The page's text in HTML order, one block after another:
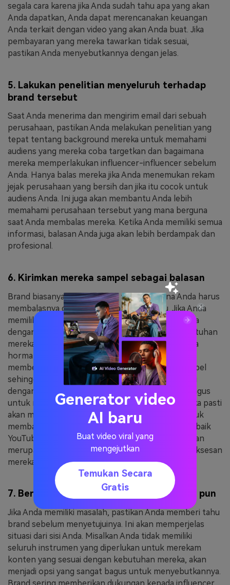
segala cara karena jika Anda sudah tahu apa yang akan
Anda dapatkan, Anda dapat merencanakan keuangan
Anda terkait dengan video yang akan Anda buat. Jika
pembayaran yang mereka tawarkan tidak sesuai,
pastikan Anda menyebutkannya dengan jelas.
5. Lakukan penelitian menyeluruh terhadap
brand tersebut
Saat Anda menerima dan mengirim email dari sebuah
perusahaan, pastikan Anda melakukan penelitian yang
tepat tentang background mereka untuk memahami
audiens yang mereka coba targetkan dan bagaimana
mereka memperlakukan influencer-influencer sebelum
Anda. Hanya balas mereka jika Anda menemukan rekam
jejak perusahaan yang bersih dan jika itu cocok untuk
audiens Anda. Ini juga akan membantu Anda lebih
memahami perusahaan tersebut yang mana berguna
saat Anda membalas mereka. Ketika Anda memiliki semua
informasi, balasan Anda juga akan lebih berdampak dan
profesional.
6. Kirimkan mereka sampel sebagai balasan
Brand biasanya menyebutkan waktu di mana Anda harus
membalasnya dalam kurun waktu tertentu. Jika Anda
memiliki cukup waktu, pastikan Anda membalasnya
dengan contoh konten yang terkait dengan kebutuhan
mereka. Ini akan membuat Anda mendapatkan rasa
hormat mereka dan akan memungkinkan mereka
memberikan wawasan yang berguna tentang sampel
sehingga Anda dapat meningkatkan konten sesuai
dengan kebutuhan mereka. Ini adalah cara yang bagus
untuk memulai ikatan bisnis yang sehat dan mereka pasti
akan menghargai bahwa Anda berusaha keras untuk
membalas proposal mereka. Semua influencer terbaik
YouTube selalu mengikuti cara ini sebagai aturan dan
merupakan faktor yang berkontribusi dalam kesuksesan
mereka di industri ini.
7. Beri tahu mereka tentang masalah apa pun
Jika Anda memiliki masalah, pastikan Anda memberi tahu
brand sebelum menyetujuinya. Ini akan memperjelas
situasi dari sisi Anda. Misalkan Anda tidak memiliki
seluruh instrumen yang diperlukan untuk merekam
konten yang sesuai dengan kebutuhan mereka, akan
menjadi opsi yang sangat bagus untuk menyebutkannya.
Generator video
AI baru
Buat video viral yang
mengejutkan
Temukan Secara
Gratis